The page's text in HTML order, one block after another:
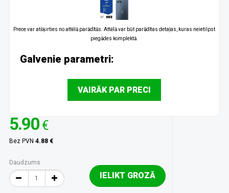
Prece var atšķirties no attēlā parādītās. Attēlā var būt parādītas detaļas, kuras neietilpst
piegādes komplektā.
Galvenie parametri:
VAIRĀK PAR PRECI
5.90 €
Bez PVN 4.88 €
Daudzums
IELIKT GROZĀ